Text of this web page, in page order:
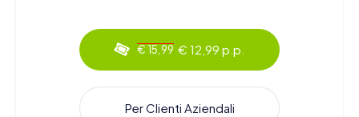
€ 15,99 € 12,99 p.p.
Per Clienti Aziendali